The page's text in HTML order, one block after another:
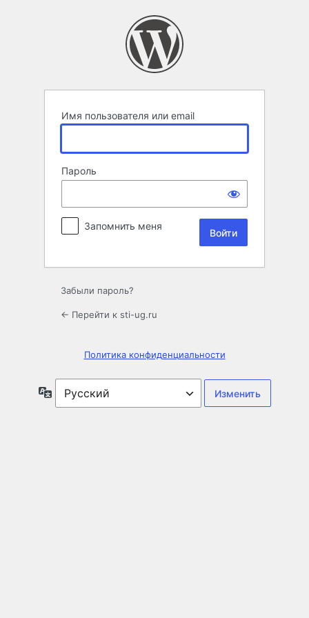
Имя пользователя или email
Пароль
Запомнить меня
Забыли пароль?
← Перейти к sti-ug.ru
Политика конфиденциальности
Язык